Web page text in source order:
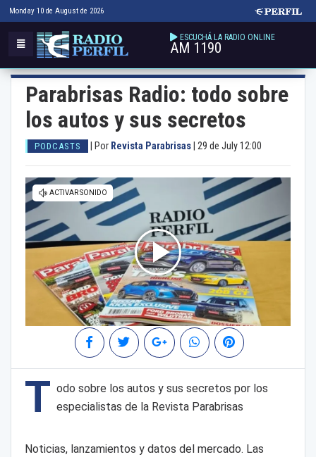
Monday 10 de August de 2026
ESCUCHÁ LA RADIO ONLINE
AM 1190
Parabrisas Radio: todo sobre
los autos y sus secretos
PODCASTS Por Revista Parabrisas 29 de July 12:00
T odo sobre los autos y sus secretos por los
especialistas de la Revista Parabrisas
Noticias, lanzamientos y datos del mercado. Las